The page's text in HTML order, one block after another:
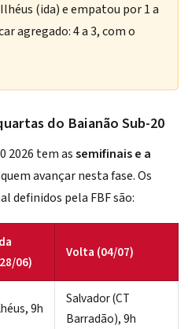
(ida) e empatou por 1 a
agregado: 4 a 3, com o
do Baianão Sub-20
2026 tem assemifinais e a
avançar nesta fase. Os
definidos pela FBF são:
06)
Volta (04/07)
9h
Salvador (CT
Barradão), 9h